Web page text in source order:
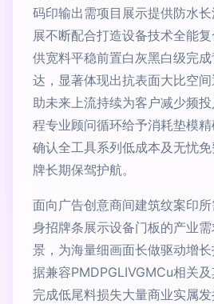
码印输出需项目展示提供防水
展不断配合打造设备技术全能
供宽料平稳前置白灰黑白级完
达，显著体现出抗表面大比空
助未来上流持续为客户减少频
程专业顾问循环给予消耗垫模
确认全工具系列低成本及无忧
牌长期保驾护航。
面向广告创意商间建筑纹案印
身招牌条展示设备门板的产业
景，为海量细画面长做驱动增
据兼容PMDPGLIVGMCu相关
完成低尾料损失大量商业实属